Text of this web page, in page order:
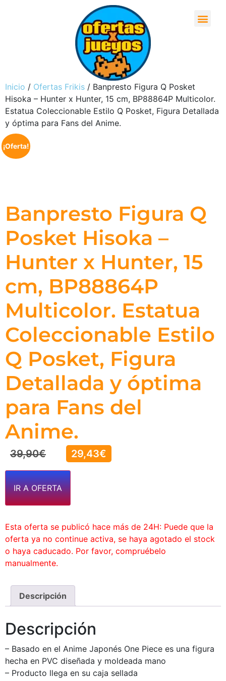
Inicio / Ofertas Frikis / Banpresto Figura Q Posket
Hisoka – Hunter x Hunter, 15 cm, BP88864P Multicolor.
Estatua Coleccionable Estilo Q Posket, Figura Detallada
y óptima para Fans del Anime.
¡Oferta!
Banpresto Figura Q
Posket Hisoka –
Hunter x Hunter, 15
cm, BP88864P
Multicolor. Estatua
Coleccionable Estilo
Q Posket, Figura
Detallada y óptima
para Fans del
Anime.
39,90€ 29,43€
IR A OFERTA
Esta oferta se publicó hace más de 24H: Puede que la
oferta ya no continue activa, se haya agotado el stock
o haya caducado. Por favor, compruébelo
manualmente.
Descripción
Descripción
– Basado en el Anime Japonés One Piece es una figura
hecha en PVC diseñada y moldeada mano
– Producto llega en su caja sellada